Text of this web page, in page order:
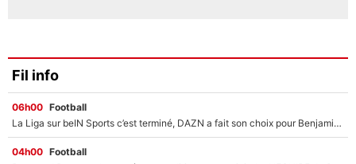
Fil info
06h00 Football
La Liga sur beIN Sports c’est terminé, DAZN a fait son choix pour Benjamin Da Silva et Omar Da Fonseca !
04h00 Football